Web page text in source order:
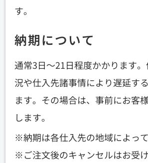
す。
納期について
通常3日〜21日程度かかります
況や仕入先諸事情により遅延す
ます。その場合は、事前にお客
します。
納期は各仕入先の地域によっ
ご注文後のキャンセルはお受